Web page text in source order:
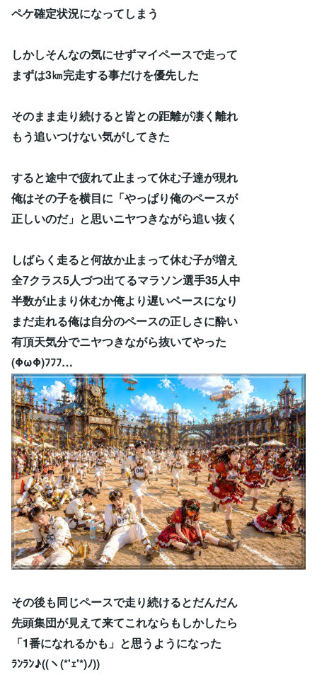
ペケ確定状況になってしまう
しかしそんなの気にせずマイペースで走って
まずは3㎞完走する事だけを優先した
そのまま走り続けると皆との距離が凄く離れ
もう追いつけない気がしてきた
すると途中で疲れて止まって休む子達が現れ
俺はその子を横目に「やっぱり俺のペースが
正しいのだ」と思いニヤつきながら追い抜く
しばらく走ると何故か止まって休む子が増え
全7クラス5人づつ出てるマラソン選手35人中
半数が止まり休むか俺より遅いペースになり
まだ走れる俺は自分のペースの正しさに酔い
有頂天気分でニヤつきながら抜いてやった
(ΦωΦ)ﾌﾌﾌ…
その後も同じペースで走り続けるとだんだん
先頭集団が見えて来てこれならもしかしたら
「1番になれるかも」と思うようになった
ﾗﾝﾗﾝ♪((ヽ(*'ｪ'*)ﾉ))